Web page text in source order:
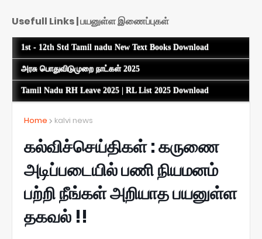
Usefull Links | பயனுள்ள இணைப்புகள்
1st - 12th Std Tamil nadu New Text Books Download
அரசு பொதுவிடுமுறை நாட்கள் 2025
Tamil Nadu RH Leave 2025 | RL List 2025 Download
Home kalvi news
கல்விச்செய்திகள் : கருணை
அடிப்படையில் பணி நியமனம்
பற்றி நீங்கள் அறியாத பயனுள்ள
தகவல் !!